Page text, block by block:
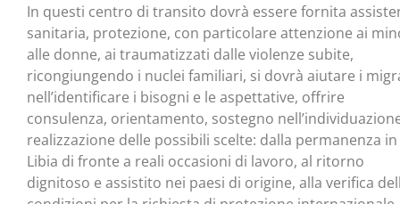
In questi centro di transito dovrà essere fornita
sanitaria, protezione, con particolare attenzione ai
alle donne, ai traumatizzati dalle violenze subite,
ricongiungendo i nuclei familiari, si dovrà aiutare i
nell’identificare i bisogni e le aspettative, offrire
consulenza, orientamento, sostegno
realizzazione delle possibili scelte: dalla permanenza in
Libia di fronte a reali occasioni di lavoro, al ritorno
dignitoso e assistito nei paesi di origine, alla verifica